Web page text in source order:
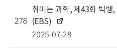
278
취미는 과학, 제43화 빅뱅
(EBS)
2025-07-28